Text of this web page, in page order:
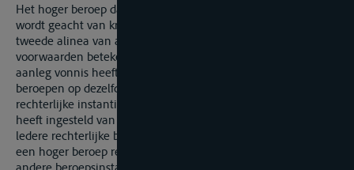
Het hoger beroep dat bij de Centrale Commissie is ingesteld,
wordt geacht van kracht te zijn zodra het volgens de in de
tweede alinea van artikel 37 genoemde vormvoorschriften en
voorwaarden betekend is aan de rechtbank die in eerste
aanleg vonnis heeft gewezen. Indien de beide hogere
beroepen op dezelfde dag zijn ingediend neemt de
rechterlijke instantie waarbij de verweerder hoger beroep
heeft ingesteld van beide beroepen kennis.
ledere rechterlijke beroepsinstantie onderzoekt ambtshalve of
een hoger beroep reeds aanhangig werd gemaakt bij de